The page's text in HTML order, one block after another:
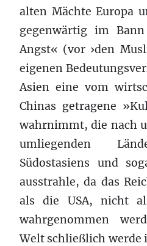
alten Mächte Europa
gegenwärtig im
Angst« (vor ›den
eigenen
Asien eine vom
Chinas getragene
wahrnimmt, die nach
umliegenden
Südostasiens und
ausstrahle, da das
als die USA, nicht
wahrgenommen
Welt schließlich werde